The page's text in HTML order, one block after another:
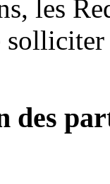
les
des